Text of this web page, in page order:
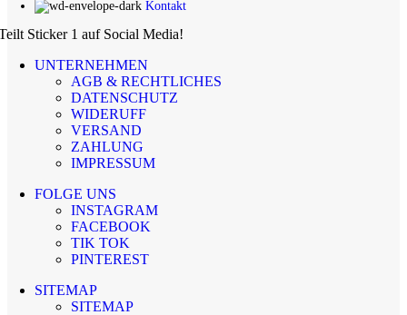
Kontakt
Sticker 1 auf Social Media!
UNTERNEHMEN
AGB & RECHTLICHES
DATENSCHUTZ
WIDERUFF
VERSAND
ZAHLUNG
IMPRESSUM
FOLGE UNS
INSTAGRAM
FACEBOOK
TIK TOK
PINTEREST
SITEMAP
SITEMAP